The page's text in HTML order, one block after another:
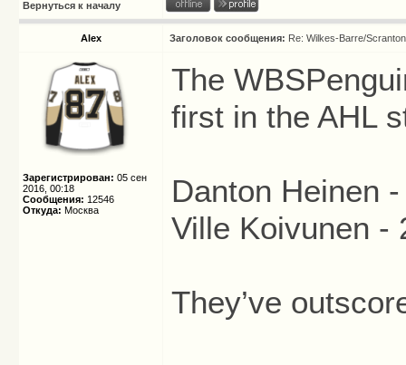
Вернуться к началу
Alex Заголовок сообщения: Re: Wilkes-Barre/
Зарегистрирован: 05 сен
2016, 00:18
Сообщения: 12546
Откуда: Москва
The
first in the AHL
Danton Heinen
Ville Koivunen -
They’ve